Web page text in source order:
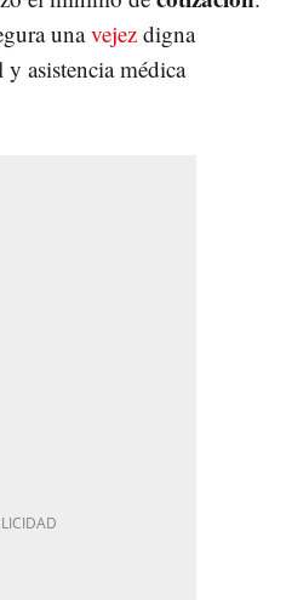
unavejez digna
asistencia médica